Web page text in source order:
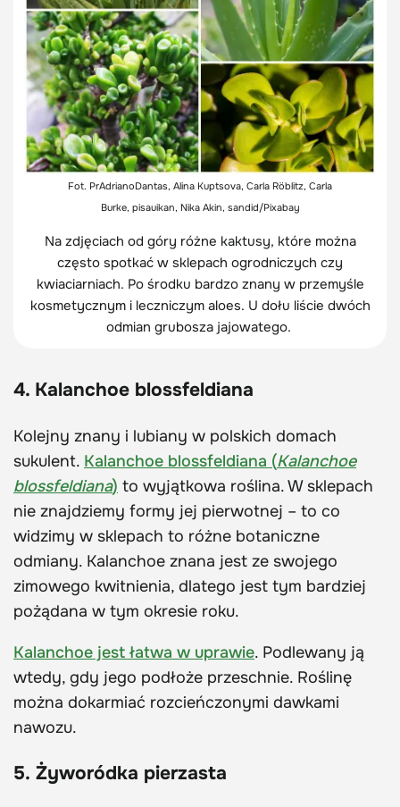
Fot. PrAdrianoDantas, Alina Kuptsova, Carla Röblitz, Carla
Burke, pisauikan, Nika Akin, sandid/Pixabay
Na zdjęciach od góry różne kaktusy, które można
często spotkać w sklepach ogrodniczych czy
kwiaciarniach. Po środku bardzo znany w przemyśle
kosmetycznym i leczniczym aloes. U dołu liście dwóch
odmian grubosza jajowatego.
4. Kalanchoe blossfeldiana
Kolejny znany i lubiany w polskich domach
sukulent. Kalanchoe blossfeldiana (Kalanchoe
blossfeldiana) to wyjątkowa roślina. W sklepach
nie znajdziemy formy jej pierwotnej – to co
widzimy w sklepach to różne botaniczne
odmiany. Kalanchoe znana jest ze swojego
zimowego kwitnienia, dlatego jest tym bardziej
pożądana w tym okresie roku.
Kalanchoe jest łatwa w uprawie. Podlewany ją
wtedy, gdy jego podłoże przeschnie. Roślinę
można dokarmiać rozcieńczonymi dawkami
nawozu.
5. Żyworódka pierzasta